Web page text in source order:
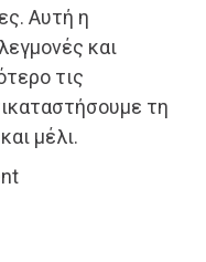
Αυτή η
και
τις
τη
μέλι.